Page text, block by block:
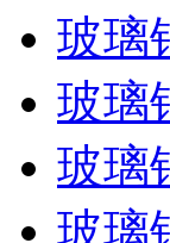
玻璃
玻璃
玻璃
玻璃